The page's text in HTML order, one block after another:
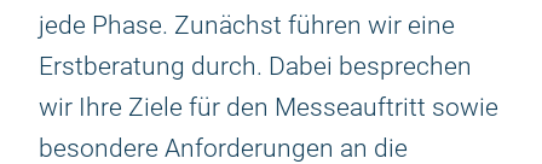
jede Phase. Zunächst führen wir eine
Erstberatung durch. Dabei besprechen
wir Ihre Ziele für den Messeauftritt sowie
besondere Anforderungen an die